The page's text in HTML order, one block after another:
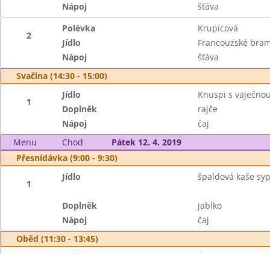
Nápoj
šťáva
2
Polévka
Krupicová
Jídlo
Francouzské
Nápoj
šťáva
Svačina (14:30 - 15:00)
1
Jídlo
Knuspi s
Doplněk
rajče
Nápoj
čaj
Menu
Chod
Pátek 12. 4. 2019
Přesnídávka (9:00 - 9:30)
1
Jídlo špaldová kaše
Doplněk
jablko
Nápoj
čaj
Oběd (11:30 - 13:45)